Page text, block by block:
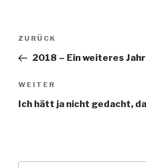
Beitragsnavigation
Vorheriger
Beitrag
ZURÜCK
2018 – Ein weiteres
Nächster
Beitrag
WEITER
Ich hätt ja nicht gedacht,